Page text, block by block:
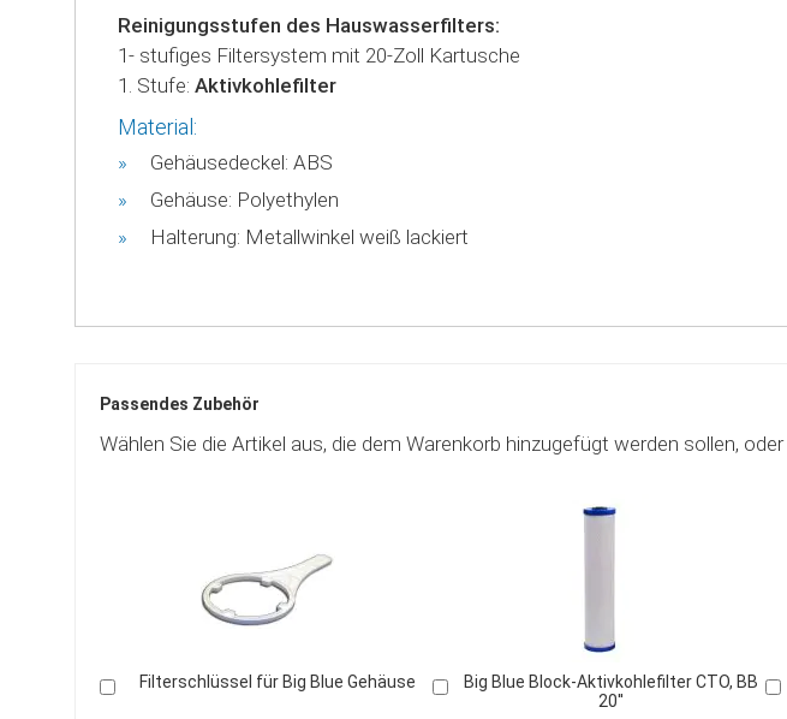
Reinigungsstufen des Hauswasserfilters:
1- stufiges Filtersystem mit 20-Zoll Kartusche
1. Stufe: Aktivkohlefilter
Material:
Gehäusedeckel: ABS
Gehäuse: Polyethylen
Halterung: Metallwinkel weiß lackiert
Passendes Zubehör
Wählen Sie die Artikel aus, die dem Warenkorb hinzugefügt werden sollen, oder
Filterschlüssel für Big Blue Gehäuse
Big Blue Block-Aktivkohlefilter CTO, BB
20''